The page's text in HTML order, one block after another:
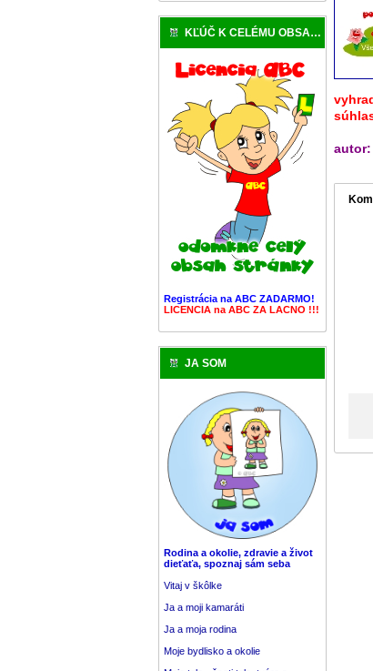
KĽÚČ K CELÉMU OBSAHU
Registrácia na ABC ZADARMO!
LICENCIA na ABC ZA LACNO !!!
JA SOM
Rodina a okolie, zdravie a život
dieťaťa, spoznaj sám seba
Vitaj v škôlke
Ja a moji kamaráti
Ja a moja rodina
Moje bydlisko a okolie
autor: